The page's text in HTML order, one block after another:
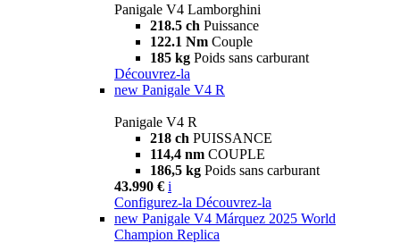
Panigale V4 Lamborghini
218.5 ch Puissance
122.1 Nm Couple
185 kg Poids sans carburant
Découvrez-la
new Panigale V4 R
Panigale V4 R
218 ch PUISSANCE
114,4 nm COUPLE
186,5 kg Poids sans carburant
43.990 € i
Configurez-la Découvrez-la
new Panigale V4 Márquez 2025 World
Champion Replica